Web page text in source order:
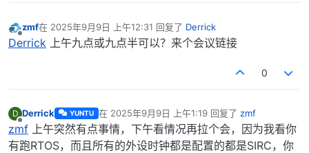
离线
zmf在 2025年9月9日 上午12:31 回复了 Derrick
最后由 编辑
Derrick 上午九点或九点半可以？来个会议链接
0
D
离线
Derrick YUNTU 在 2025年9月9日 上午1:19回复了 zmf
最后由 编辑
zmf 上午突然有点事情，下午看情况再拉个会，因为我看你
有跑RTOS，而且所有的外设时钟都是配置的都是SIRC，你